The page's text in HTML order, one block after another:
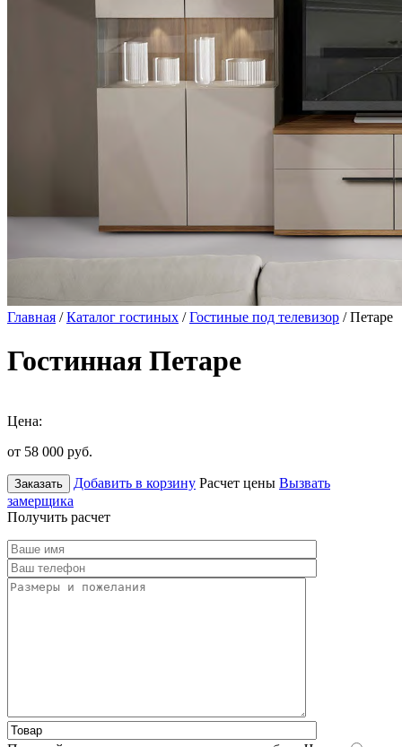
Главная /Каталог гостиных /Гостиные под телевизор / Петаре
Гостинная Петаре
Цена:
от 58 000 руб.
Заказать Добавить в корзину Расчет цены Вызвать
замерщика
Получить расчет